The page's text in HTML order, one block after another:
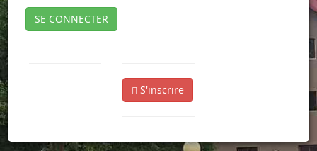
SE CONNECTER
S'inscrire